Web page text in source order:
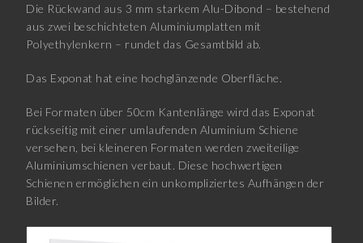
Die Rückwand aus 3 mm starkem Alu-Dibond – bestehend
aus zwei beschichteten Aluminiumplatten mit
Polyethylenkern – rundet das Gesamtbild ab.
Das Exponat hat eine hochglänzende Oberfläche.
Bei Formaten über 50cm Kantenlänge wird das Exponat
rückseitig mit einer umlaufenden Aluminium Schiene
versehen, bei kleineren Formaten werden zweiteilige
Aluminiumschienen verbaut. Diese hochwertigen
Schienen ermöglichen ein unkompliziertes Aufhängen der
Bilder.